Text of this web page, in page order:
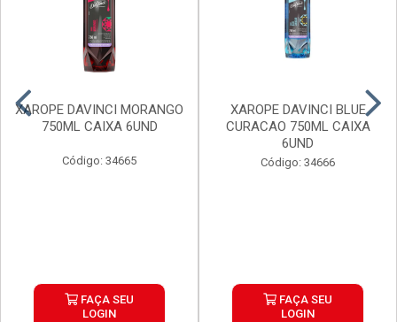
XAROPE DAVINCI MORANGO
750ML CAIXA 6UND
Código: 34665
FAÇA SEU
LOGIN
XAROPE DAVINCI BLUE
CURACAO 750ML CAIXA
6UND
Código: 34666
FAÇA SEU
LOGIN